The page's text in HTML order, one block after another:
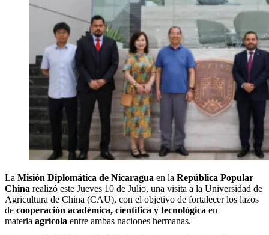
La Misión Diplomática de Nicaragua en la República Popular
China realizó este Jueves 10 de Julio, una visita a la Universidad de
Agricultura de China (CAU), con el objetivo de fortalecer los lazos
de cooperación académica, científica y tecnológica en
materia agrícola entre ambas naciones hermanas.